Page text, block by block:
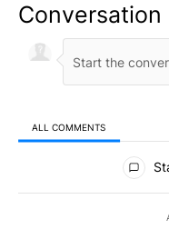
Conversation
ALL COMMENTS
All Comments